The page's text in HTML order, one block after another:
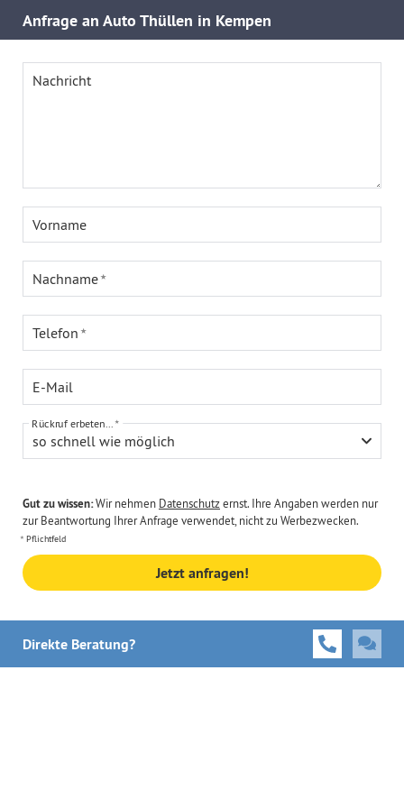
Anfrage an Auto Thüllen in Kempen
Nachricht
Vorname
Nachname
Telefon
E-Mail
so schnell wie möglich
Rückruf erbeten...
Gut zu wissen:Wir nehmen Datenschutzernst. Ihre Angaben werden nur
zur Beantwortung Ihrer Anfrage verwendet, nicht zu Werbezwecken.
Pflichtfeld
Jetzt anfragen!
Direkte Beratung?